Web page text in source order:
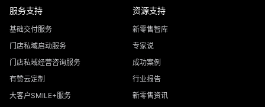
服务支持
基础交付服务
门店私域启动服务
门店私域经营咨询服务
有赞云定制
大客户SMILE+服务
资源支持
新零售智库
专家说
成功案例
行业报告
新零售资讯